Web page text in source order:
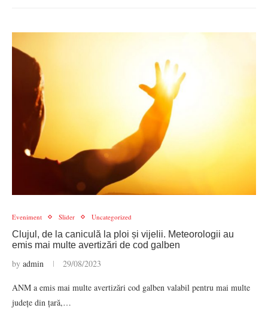
Eveniment Slider Uncategorized
Clujul, de la caniculă la ploi și vijelii. Meteorologii au
emis mai multe avertizări de cod galben
by admin 29/08/2023
ANM a emis mai multe avertizări cod galben valabil pentru mai multe
județe din țară,…